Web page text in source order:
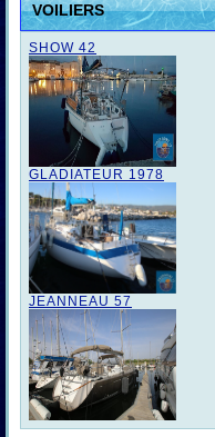
VOILIERS
SHOW 42
GLADIATEUR 1978
JEANNEAU 57